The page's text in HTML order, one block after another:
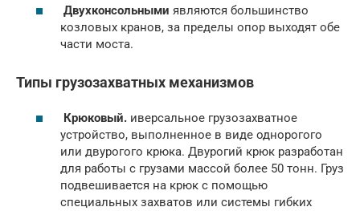
Двухконсольными являются большинство
козловых кранов, за пределы опор выходят обе
части моста.
Типы грузозахватных механизмов
Крюковый. иверсальное грузозахватное
устройство, выполненное в виде однорогого
или двурогого крюка. Двурогий крюк разработан
для работы с грузами массой более 50 тонн. Груз
подвешивается на крюк с помощью
специальных захватов или системы гибких